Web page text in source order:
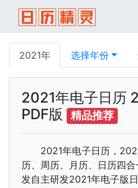
2021年 选择年份
2021年电子日历
PDF版
精品推荐
2021年电子日历，
历、周历、月历、日历四
发自主研发2021年电子版日